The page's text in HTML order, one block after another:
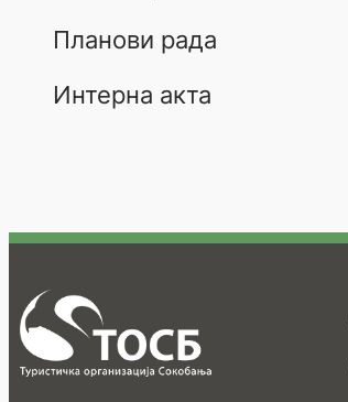
Планови рада
Интерна акта